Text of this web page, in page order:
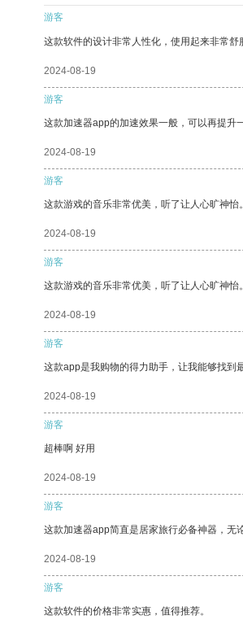
游客
这款软件的设计非常人性化，使用起来非常舒
2024-08-19
游客
这款加速器app的加速效果一般，可以再提升
2024-08-19
游客
这款游戏的音乐非常优美，听了让人心旷神怡。
2024-08-19
游客
这款游戏的音乐非常优美，听了让人心旷神怡。
2024-08-19
游客
这款app是我购物的得力助手，让我能够找到
2024-08-19
游客
超棒啊 好用
2024-08-19
游客
这款加速器app简直是居家旅行必备神器，无
2024-08-19
游客
这款软件的价格非常实惠，值得推荐。